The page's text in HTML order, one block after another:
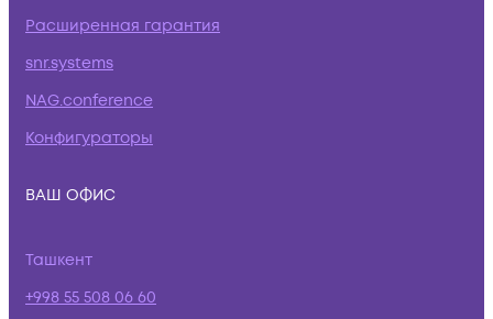
Расширенная гарантия
snr.systems
NAG.conference
Конфигураторы
ВАШ ОФИС
Ташкент
+998 55 508 06 60